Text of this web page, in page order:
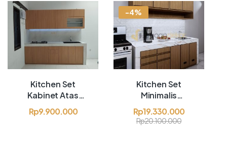
Kitchen Set
Kabinet Atas
Bawah
Blockboard
Rp9.900.000
-4%
Kitchen Set
Minimalis
Blockboard
Finishing HPL –
Ibu Dini Dieny
Rp20.100.000
Rp19.330.000